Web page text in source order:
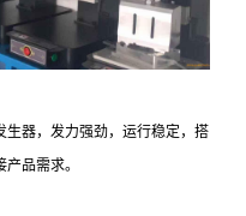
生器，发力强劲，运行稳定，搭
品需求。